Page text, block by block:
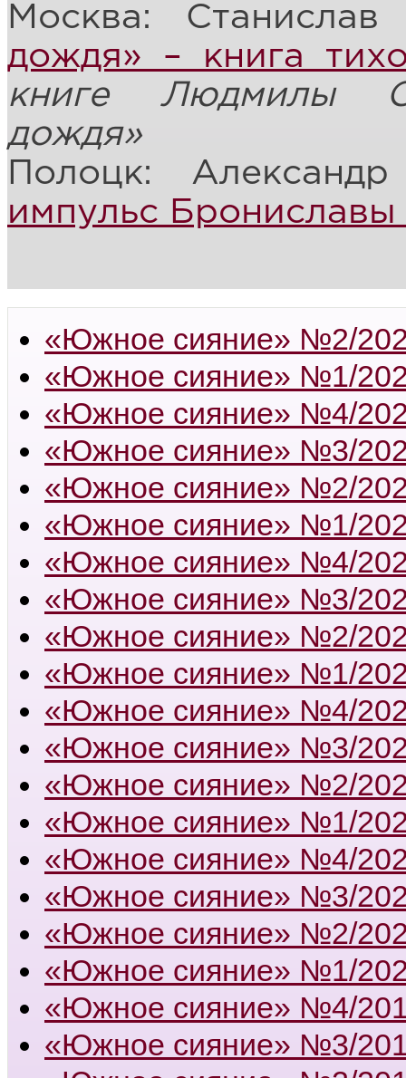
Москва:
дождя» – книга
книге Людмилы
дождя»
Полоцк:
импульс
«Южное сияние» №2/
«Южное сияние» №1/
«Южное сияние» №4/
«Южное сияние» №3/
«Южное сияние» №2/
«Южное сияние» №1/
«Южное сияние» №4/
«Южное сияние» №3/
«Южное сияние» №2/
«Южное сияние» №1/
«Южное сияние» №4/
«Южное сияние» №3/
«Южное сияние» №2/
«Южное сияние» №1/
«Южное сияние» №4/
«Южное сияние» №3/
«Южное сияние» №2/
«Южное сияние» №1/
«Южное сияние» №4/
«Южное сияние» №3/